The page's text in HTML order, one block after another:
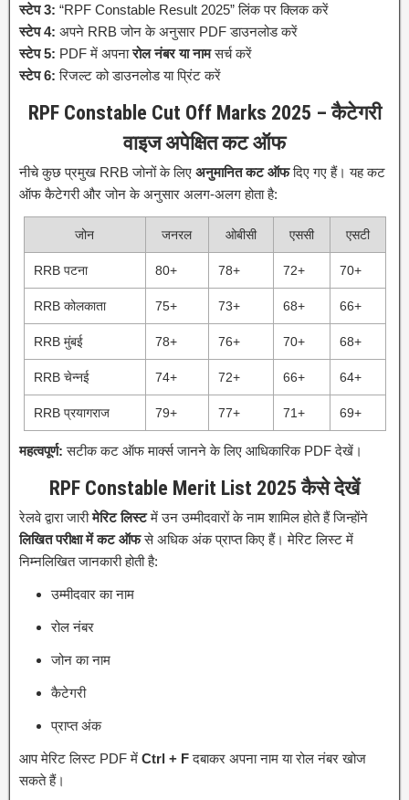
स्टेप 3: “RPF Constable Result 2025” लिंक पर क्लिक करें
स्टेप 4: अपने RRB जोन के अनुसार PDF डाउनलोड करें
स्टेप 5: PDF में अपनारोल नंबर या नामसर्च करें
स्टेप 6: रिजल्ट को डाउनलोड या प्रिंट करें
RPF Constable Cut Off Marks 2025 – कैटेगरी
वाइज अपेक्षित कट ऑफ
नीचे कुछ प्रमुख RRB जोनों के लिए अनुमानित कट ऑफदिए गए हैं। यह कट
ऑफ कैटेगरी और जोन के अनुसार अलग-अलग होता है:
जोन जनरल ओबीसी एससी एसटी
RRB पटना 80+ 78+ 72+ 70+
RRB कोलकाता 75+ 73+ 68+ 66+
RRB मुंबई 78+ 76+ 70+ 68+
RRB चेन्नई 74+ 72+ 66+ 64+
RRB प्रयागराज 79+ 77+ 71+ 69+
महत्वपूर्ण: सटीक कट ऑफ मार्क्स जानने के लिए आधिकारिक PDF देखें।
RPF Constable Merit List 2025 कैसे देखें
रेलवे द्वारा जारीमेरिट लिस्टमें उन उम्मीदवारों के नाम शामिल होते हैं जिन्होंने
लिखित परीक्षा में कट ऑफसे अधिक अंक प्राप्त किए हैं। मेरिट लिस्ट में
निम्नलिखित जानकारी होती है:
उम्मीदवार का नाम
रोल नंबर
जोन का नाम
कैटेगरी
प्राप्त अंक
आप मेरिट लिस्ट PDF में Ctrl + Fदबाकर अपना नाम या रोल नंबर खोज
सकते हैं।